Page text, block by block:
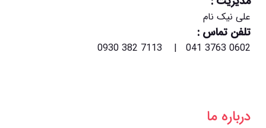
علی نیک نام
تلفن تماس :
0602 3763 041 | 7113 382 0930
درباره ما